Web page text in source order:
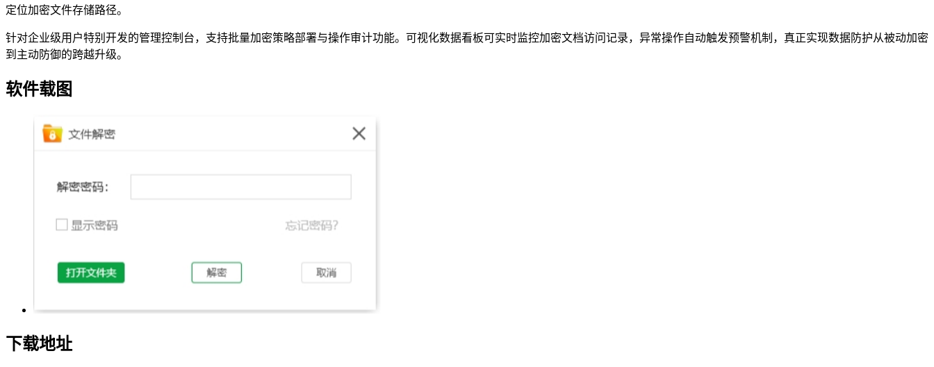
定位加密文件存储路径。
针对企业级用户特别开发的管理控制台，支持批量加密策略部署与操作审计功能。可视化数据看板可实时监控加密文档访问记录，异常操作自动触发预警机制，真正实现数据防护从被动加密
到主动防御的跨越升级。
软件载图
下载地址